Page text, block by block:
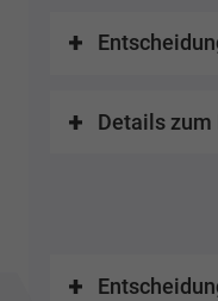
Details zum